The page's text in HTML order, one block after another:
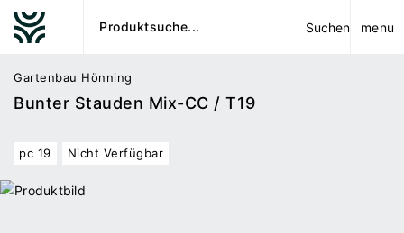
Suchen menu
Gartenbau Hönning
Bunter Stauden Mix-CC / T19
pc 19 Nicht Verfügbar